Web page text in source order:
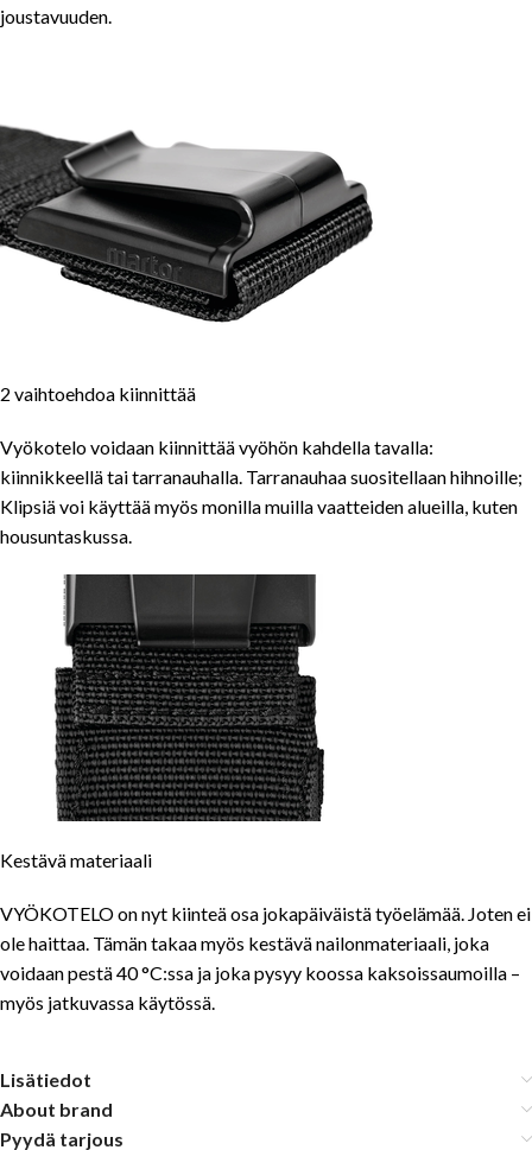
joustavuuden.
2 vaihtoehdoa kiinnittää
Vyökotelo voidaan kiinnittää vyöhön kahdella tavalla:
kiinnikkeellä tai tarranauhalla. Tarranauhaa suositellaan hihnoille;
Klipsiä voi käyttää myös monilla muilla vaatteiden alueilla, kuten
housuntaskussa.
Kestävä materiaali
VYÖKOTELO on nyt kiinteä osa jokapäiväistä työelämää. Joten ei
ole haittaa. Tämän takaa myös kestävä nailonmateriaali, joka
voidaan pestä 40 °C:ssa ja joka pysyy koossa kaksoissaumoilla –
myös jatkuvassa käytössä.
Lisätiedot
About brand
Pyydä tarjous